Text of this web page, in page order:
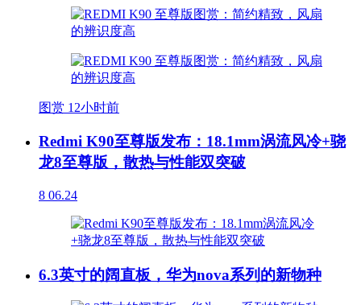
图赏 12小时前
Redmi K90至尊版发布：18.1mm涡流风冷+骁
龙8至尊版，散热与性能双突破
8 06.24
6.3英寸的阔直板，华为nova系列的新物种